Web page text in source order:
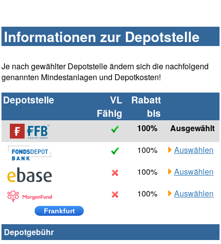
Informationen zur Depotstelle
Je nach gewählter Depotstelle ändern sich die nachfolgend
genannten Mindestanlagen und Depotkosten!
Depotstelle
VL
Fähig
Rabatt
bis
100%
Ausgewählt
100%
Auswählen
100%
Auswählen
Frankfurt
100% Auswählen
Depotgebühr